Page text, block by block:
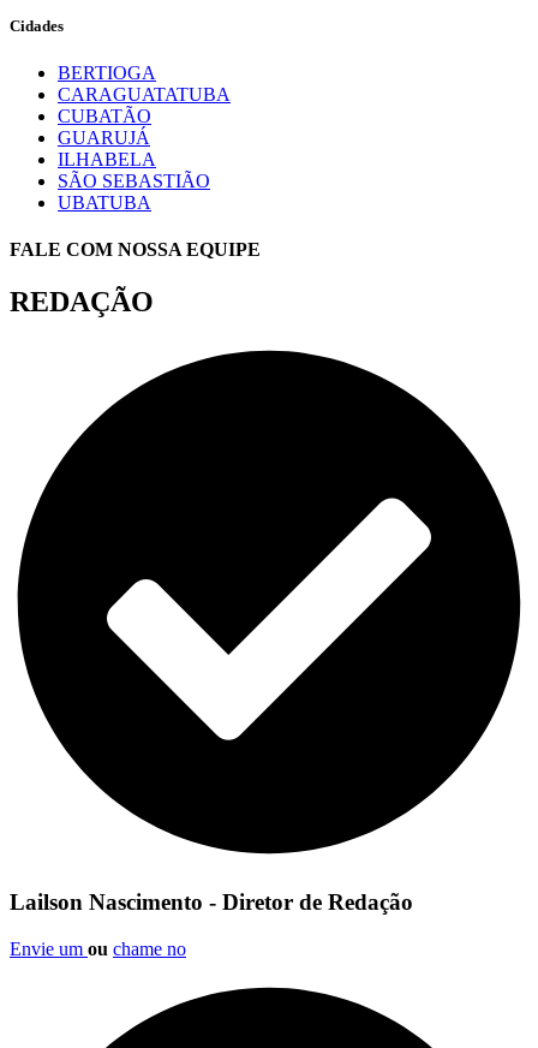
Cidades
BERTIOGA
CARAGUATATUBA
CUBATÃO
GUARUJÁ
ILHABELA
SÃO SEBASTIÃO
UBATUBA
FALE COM NOSSA EQUIPE
REDAÇÃO
Lailson Nascimento - Diretor de Redação
Envie um ou chame no